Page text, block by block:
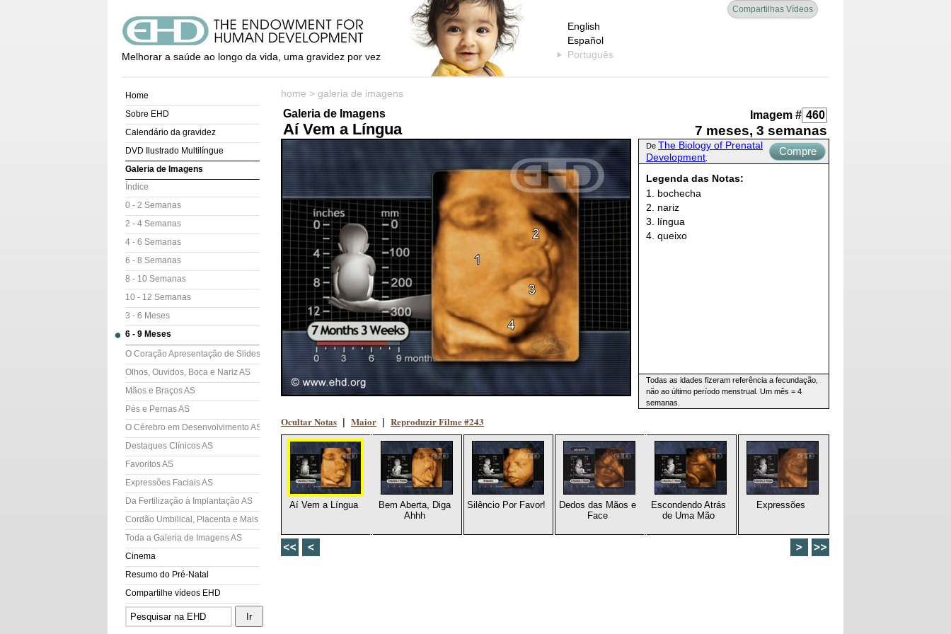
Melhorar a saúde ao longo da vida, uma gravidez por vez
English
Español
Português
Compartilhas Vídeos
Home
Sobre EHD
Calendário da gravidez
DVD Ilustrado Multilíngue
Galeria de Imagens
Índice
0 - 2 Semanas
2 - 4 Semanas
4 - 6 Semanas
6 - 8 Semanas
8 - 10 Semanas
10 - 12 Semanas
3 - 6 Meses
6 - 9 Meses
O Coração Apresentação de Slides (AS)
Olhos, Ouvidos, Boca e Nariz AS
Mãos e Braços AS
Pés e Pernas AS
O Cérebro em Desenvolvimento AS
Destaques Clínicos AS
Favoritos AS
Expressões Faciais AS
Da Fertilização à Implantação AS
Cordão Umbilical, Placenta e Mais AS
Toda a Galeria de Imagens AS
Cinema
Resumo do Pré-Natal
Compartilhe vídeos EHD
home > galeria de imagens
Galeria de Imagens
Aí Vem a Língua
Imagem #
7 meses, 3 semanas
Compre
De The Biology of Prenatal
Development
Legenda das Notas:
1. bochecha
2. nariz
3. língua
4. queixo
Todas as idades fizeram referência a fecundação,
não ao último período menstrual. Um mês = 4
semanas.
Ocultar Notas | Maior | Reproduzir Filme #243
Aí Vem a Língua
Bem Aberta, Diga
Ahhh
Silêncio Por Favor!
Dedos das Mãos e
Face
Escondendo Atrás
de Uma Mão
Expressões